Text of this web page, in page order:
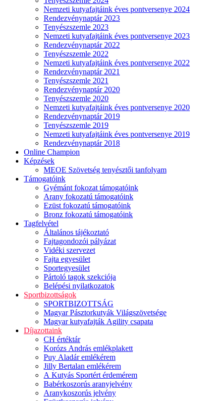
Nemzeti kutyafajtáink éves pontversenye 2024
Rendezvénynaptár 2023
Tenyészszemle 2023
Nemzeti kutyafajtáink éves pontversenye 2023
Rendezvénynaptár 2022
Tenyészszemle 2022
Nemzeti kutyafajtáink éves pontversenye 2022
Rendezvénynaptár 2021
Tenyészszemle 2021
Rendezvénynaptár 2020
Tenyészszemle 2020
Nemzeti kutyafajtáink éves pontversenye 2020
Rendezvénynaptár 2019
Tenyészszemle 2019
Nemzeti kutyafajtáink éves pontversenye 2019
Rendezvénynaptár 2018
Online Champion
Képzések
MEOE Szövetség tenyésztői tanfolyam
Támogatóink
Gyémánt fokozat támogatóink
Arany fokozatú támogatóink
Ezüst fokozatú támogatóink
Bronz fokozatú támogatóink
Tagfelvétel
Általános tájékoztató
Fajtagondozói pályázat
Vidéki szervezet
Fajta egyesület
Sportegyesület
Pártoló tagok szekciója
Belépési nyilatkozatok
Sportbizottságok
SPORTBIZOTTSÁG
Magyar Pásztorkutyák Világszövetsége
Magyar kutyafajták Agility csapata
Díjazottaink
CH értéktár
Korózs András emlékplakett
Puy Aladár emlékérem
Jilly Bertalan emlékérem
A Kutyás Sportért érdemérem
Babérkoszorús aranyjelvény
Aranykoszorús jelvény